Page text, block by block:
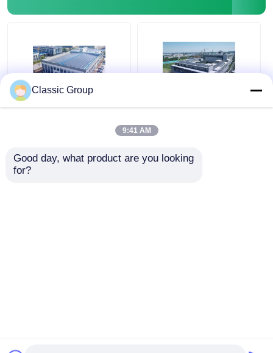
इंजीनियर हल्के स्टील संरचना
भूकंप प्रतिरोध
Classic Group
9:41 AM
Good day, what product are you looking
for?